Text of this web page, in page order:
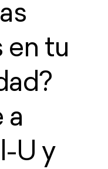
en tu
a
U y